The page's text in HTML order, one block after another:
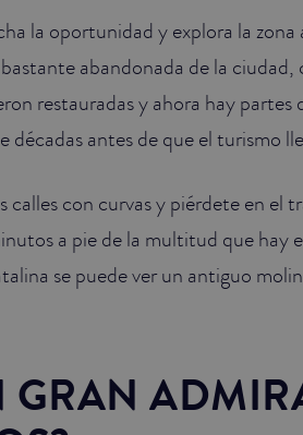
la oportunidad y explora la zona
abandonada de la ciudad,
restauradas y ahora hay
décadas antes de que el turismo
calles con curvas y piérdete en el
a pie de la multitud que hay
se puede ver un antiguo
GRAN